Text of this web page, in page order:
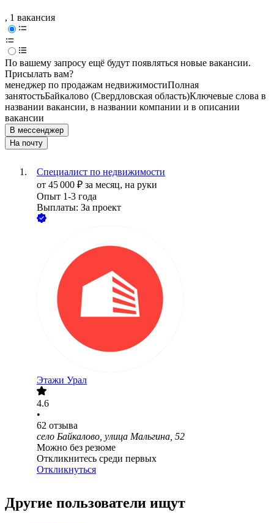
, 1 вакансия
По вашему запросу ещё будут появляться новые вакансии.
Присылать вам?
менеджер по продажам недвижимостиПолная
занятостьБайкалово (Свердловская область)Ключевые слова в
названии вакансии, в названии компании и в описании
вакансии
В мессенджер
На почту
Специалист по недвижимости
от 45 000 ₽ за месяц, на руки
Опыт 1-3 года
Выплаты: За проект
Этажи Урал
4.6
•
62 отзыва
село Байкалово, улица Мальгина, 52
Можно без резюме
Откликнитесь среди первых
Откликнуться
Другие пользователи ищут